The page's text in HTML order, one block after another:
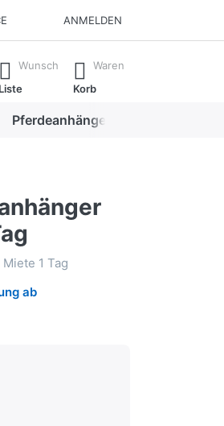
ANMELDEN
Sie die Eingabetaste, um alle
Wunsch
Liste
Waren
Korb
Pferdeanhänger
1 Tag
ab